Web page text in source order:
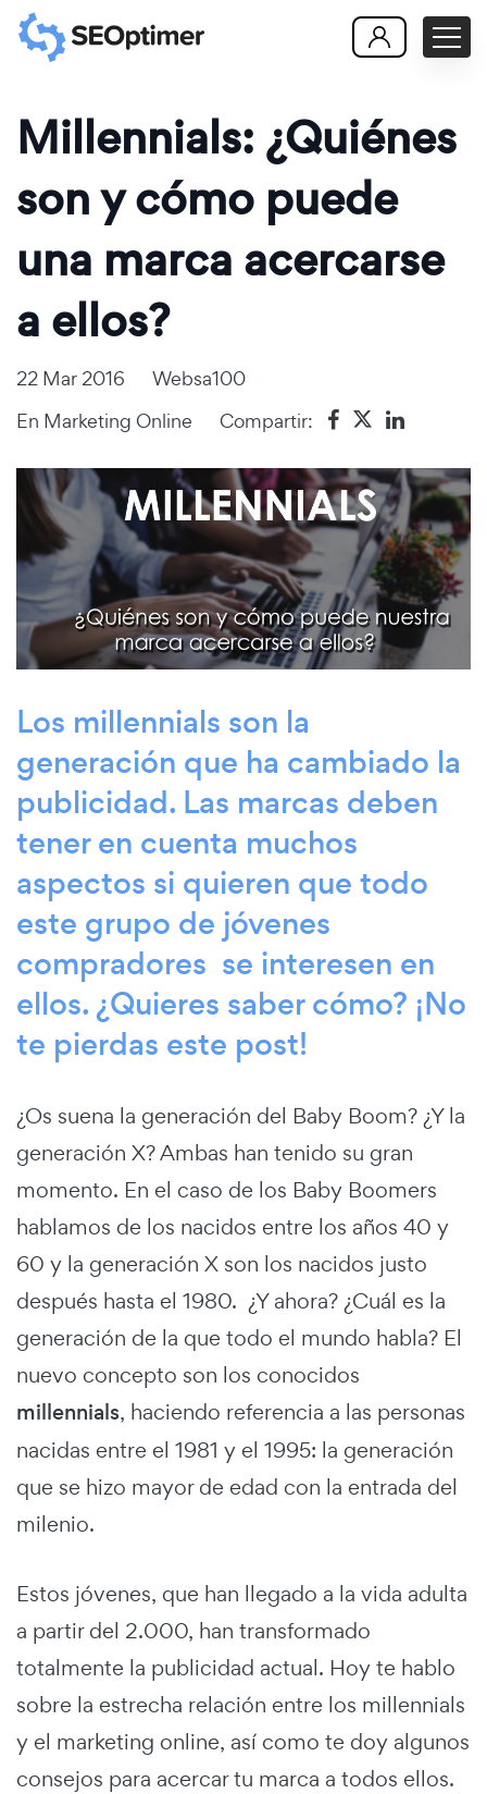
Millennials: ¿Quiénes
son y cómo puede
una marca acercarse
a ellos?
22 Mar 2016
Websa100
En Marketing Online Compartir:
Los millennials son la
generación que ha cambiado la
publicidad. Las marcas deben
tener en cuenta muchos
aspectos si quieren que todo
este grupo de jóvenes
compradores se interesen en
ellos. ¿Quieres saber cómo? ¡No
te pierdas este post!
¿Os suena la generación del Baby Boom? ¿Y la
generación X? Ambas han tenido su gran
momento. En el caso de los Baby Boomers
hablamos de los nacidos entre los años 40 y
60 y la generación X son los nacidos justo
después hasta el 1980. ¿Y ahora? ¿Cuál es la
generación de la que todo el mundo habla? El
nuevo concepto son los conocidos
millennials, haciendo referencia a las personas
nacidas entre el 1981 y el 1995: la generación
que se hizo mayor de edad con la entrada del
milenio.
Estos jóvenes, que han llegado a la vida adulta
a partir del 2.000, han transformado
totalmente la publicidad actual. Hoy te hablo
sobre la estrecha relación entre los millennials
y el marketing online, así como te doy algunos
consejos para acercar tu marca a todos ellos.